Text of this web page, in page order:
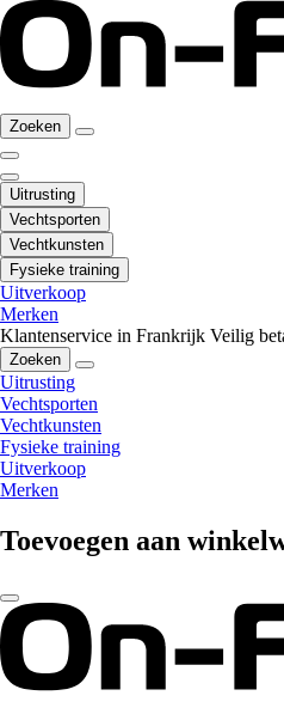
Zoeken
Uitrusting
Vechtsporten
Vechtkunsten
Fysieke training
Uitverkoop
Merken
Klantenservice in Frankrijk Veilig
Zoeken
Uitrusting
Vechtsporten
Vechtkunsten
Fysieke training
Uitverkoop
Merken
Toevoegen aan